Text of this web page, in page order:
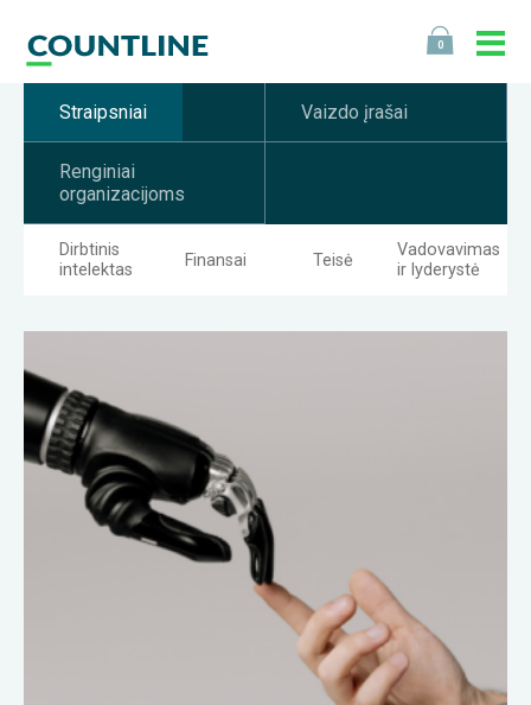
0
Straipsniai Vaizdo įrašai
Renginiai
organizacijoms
Dirbtinis
intelektas
Finansai Teisė
Vadovavimas
ir lyderystė